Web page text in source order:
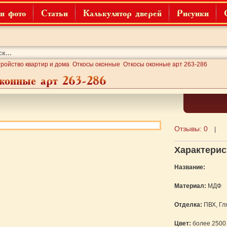
фото Статьи Калькулятор дверей Рисунки
квартир и дома Откосы оконные Откосы оконные арт 263-286
арт 263-286
Отзывы:0
Название:
Материал: МДФ
Отделка: ПВХ,
Цвет: более 2500